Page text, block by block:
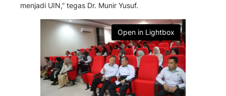
menjadi UIN,” tegas Dr. Munir Yusuf.
Open in Lightbox